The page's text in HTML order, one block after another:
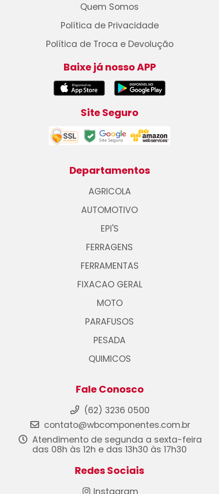
Quem Somos
Política de Privacidade
Política de Troca e Devolução
Baixe já nosso APP
Site Seguro
Departamentos
AGRICOLA
AUTOMOTIVO
EPI'S
FERRAGENS
FERRAMENTAS
FIXACAO GERAL
MOTO
PARAFUSOS
PESADA
QUIMICOS
Fale Conosco
(62) 3236 0500
contato@wbcomponentes.com.br
Atendimento de segunda a sexta-feira
das 08h às 12h e das 13h30 às 17h30
Redes Sociais
Instagram